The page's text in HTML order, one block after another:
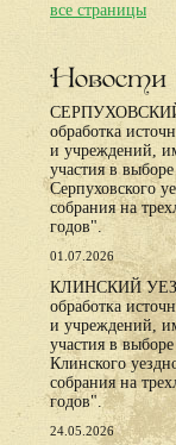
все страницы
Новости
обработка
и учреждений,
участия в
Серпуховского
собрания на
годов".
01.07.2026
КЛИНСКИЙ
обработка
и учреждений,
участия в
Клинского
собрания на
годов".
24.05.2026